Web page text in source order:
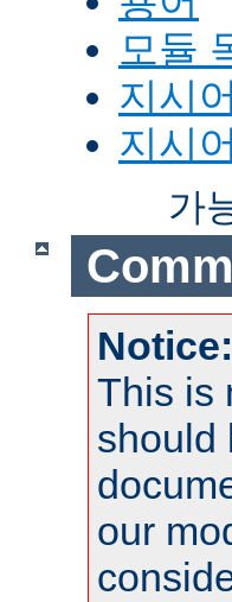
모듈
지시
지시
가
Notice:
This is
should
our